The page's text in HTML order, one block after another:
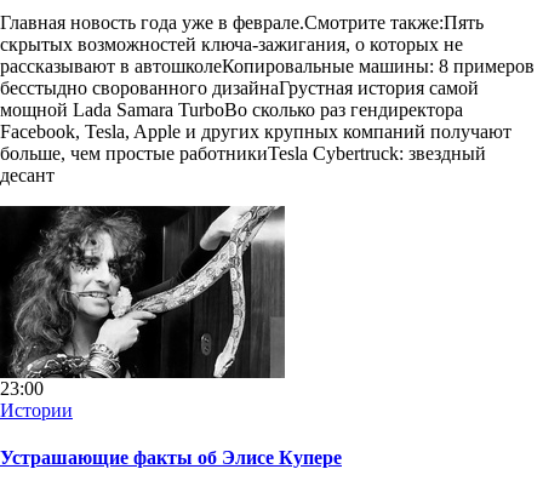
Главная новость года уже в феврале.Смотрите также:Пять
скрытых возможностей ключа-зажигания, о которых не
рассказывают в автошколеКопировальные машины: 8 примеров
бесстыдно сворованного дизайнаГрустная история самой
мощной Lada Samara TurboВо сколько раз гендиректора
Facebook, Tesla, Apple и других крупных компаний получают
больше, чем простые работникиTesla Cybertruck: звездный
десант
23:00
Истории
Устрашающие факты об Элисе Купере